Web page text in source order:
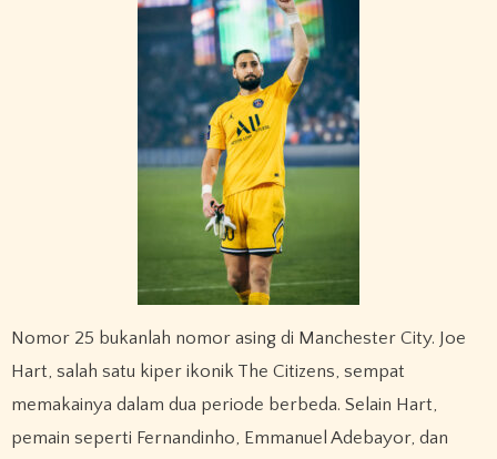
Nomor 25 bukanlah nomor asing di Manchester City. Joe
Hart, salah satu kiper ikonik The Citizens, sempat
memakainya dalam dua periode berbeda. Selain Hart,
pemain seperti Fernandinho, Emmanuel Adebayor, dan